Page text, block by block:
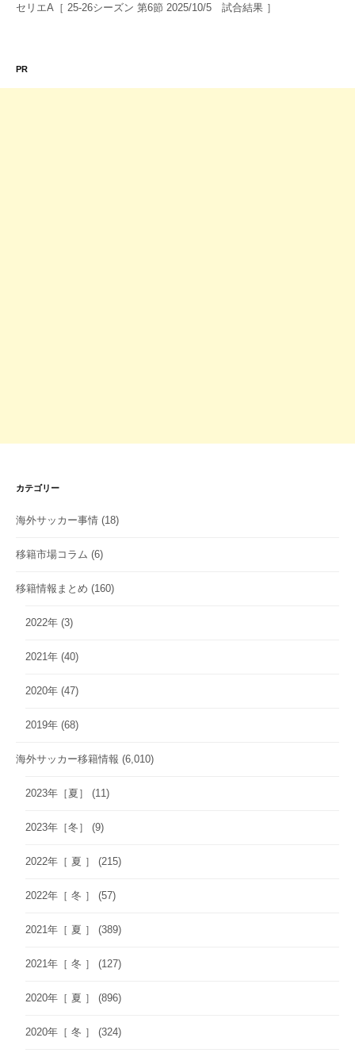
セリエA［ 25-26シーズン 第6節 2025/10/5 試合結果 ］
PR
カテゴリー
海外サッカー事情 (18)
移籍市場コラム (6)
移籍情報まとめ (160)
2022年 (3)
2021年 (40)
2020年 (47)
2019年 (68)
海外サッカー移籍情報 (6,010)
2023年［夏］ (11)
2023年［冬］ (9)
2022年［ 夏 ］ (215)
2022年［ 冬 ］ (57)
2021年［ 夏 ］ (389)
2021年［ 冬 ］ (127)
2020年［ 夏 ］ (896)
2020年［ 冬 ］ (324)